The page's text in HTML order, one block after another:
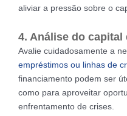
aliviar a pressão sobre o
4. Análise do capital
Avalie cuidadosamente a
empréstimos ou linhas de
financiamento podem ser
como para aproveitar
enfrentamento de crises.